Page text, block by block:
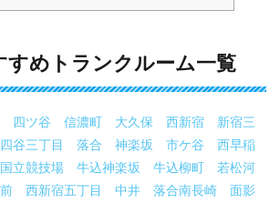
すめトランクルーム一覧
四ツ谷 信濃町 大久保 西新宿
新宿三
四谷三丁目 落合 神楽坂 市ケ谷
西早稲
国立競技場 牛込神楽坂 牛込柳町
若松河
西新宿五丁目 中井 落合南長崎
面影